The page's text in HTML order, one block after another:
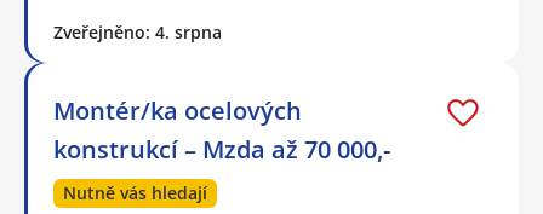
Zveřejněno: 4. srpna
Montér/ka ocelových
konstrukcí – Mzda až 70 000,-
Nutně vás hledají